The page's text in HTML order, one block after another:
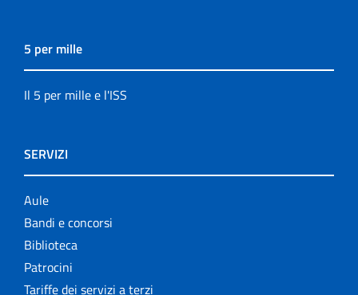
5 per mille
Il 5 per mille e l'ISS
SERVIZI
Aule
Bandi e concorsi
Biblioteca
Patrocini
Tariffe dei servizi a terzi